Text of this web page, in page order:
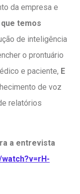
da empresa e
temos
de inteligência
o prontuário
e paciente, E
de voz
relatórios
a entrevista